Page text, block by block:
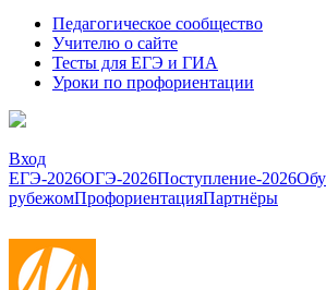
Педагогическое сообщество
Учителю о сайте
Тесты для ЕГЭ и ГИА
Уроки по профориентации
Вход
ЕГЭ-2026ОГЭ-2026Поступление-2026
рубежомПрофориентацияПартнёры